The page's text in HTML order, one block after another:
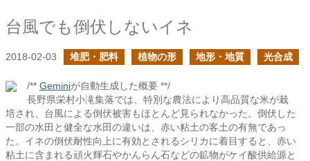
台風でも倒伏しないイネ
2018-02-03 堆肥・肥料 植物の形 地形・地質 光合成
/** Geminiが自動生成した概要 **/
長野県栄村小滝集落では、特別な農法により高品質な米が栽
培され、台風による倒伏被害もほとんど見られなかった。倒伏した
一部の水田と健全な水田の違いは、赤い粘土の客土の有無であっ
た。イネの倒伏耐性向上に有効とされるシリカに着目すると、赤い
粘土に含まれる頑火輝石やかんらん石などの鉱物がケイ酸供給源と